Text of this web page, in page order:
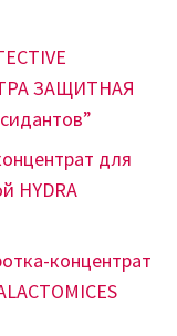
ЗАЩИТНАЯ
для
HYDRA
концентрат